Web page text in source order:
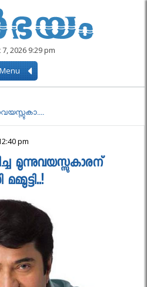
2026 9:29 pm
pm
മൂന്നുവയസ്സുകാരന്